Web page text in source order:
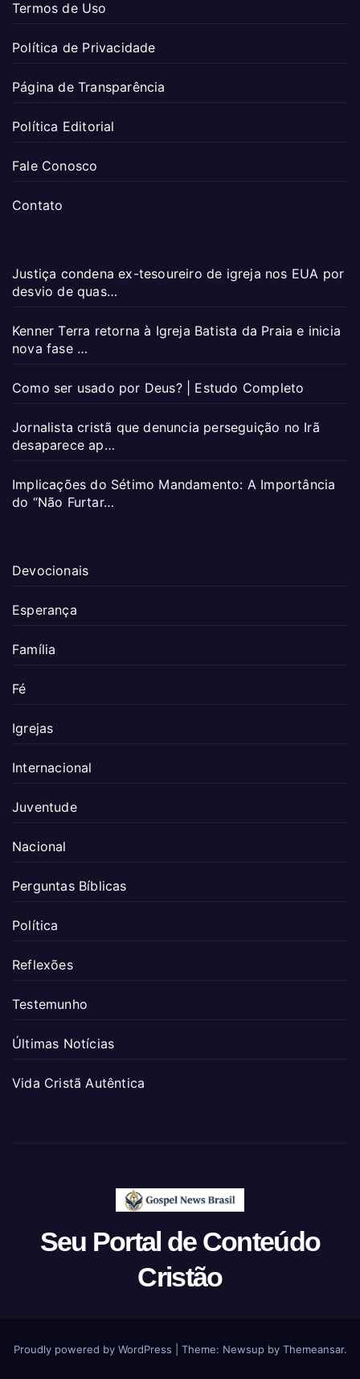
Termos de Uso
Política de Privacidade
Página de Transparência
Política Editorial
Fale Conosco
Contato
Justiça condena ex-tesoureiro de igreja nos EUA por
desvio de quas…
Kenner Terra retorna à Igreja Batista da Praia e inicia
nova fase …
Como ser usado por Deus? | Estudo Completo
Jornalista cristã que denuncia perseguição no Irã
desaparece ap…
Implicações do Sétimo Mandamento: A Importância
do “Não Furtar…
Devocionais
Esperança
Família
Fé
Igrejas
Internacional
Juventude
Nacional
Perguntas Bíblicas
Política
Reflexões
Testemunho
Últimas Notícias
Vida Cristã Autêntica
Seu Portal de Conteúdo
Cristão
Proudly powered by WordPress Theme: Newsup by Themeansar.